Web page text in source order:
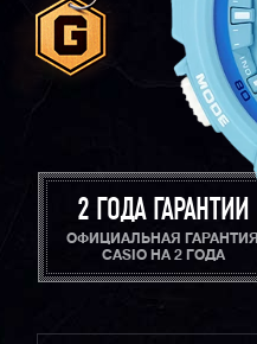
2 ГОДА ГАРАНТИИ
ОФИЦИАЛЬНАЯ ГАРАНТИЯ
CASIO НА 2 ГОДА